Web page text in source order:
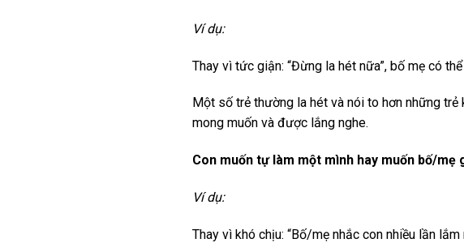
Ví dụ:
Thay vì tức giận: “Đừng la hét nữa”, bố mẹ có
Một số trẻ thường la hét và nói to hơn những
mong muốn và được lắng nghe.
Con muốn tự làm một mình hay muốn bố/mẹ
Ví dụ:
Thay vì khó chịu: “Bố/mẹ nhắc con nhiều lần